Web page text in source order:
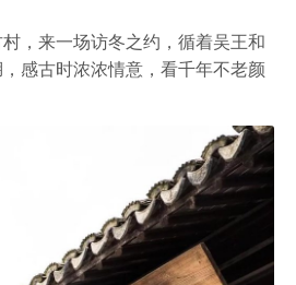
，来一场访冬之约，循着吴王和
感古时浓浓情意，看千年不老颜